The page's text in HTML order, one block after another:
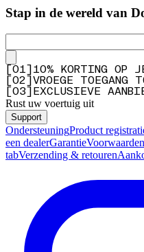
Stap in de wereld van
01
10% KORTING OP
02
VROEGE TOEGANG
03 EXCLUSIEVE
Rust uw voertuig uit
Support
OndersteuningProduct
een dealerGarantieVoorwaarden
tabVerzending & retouren